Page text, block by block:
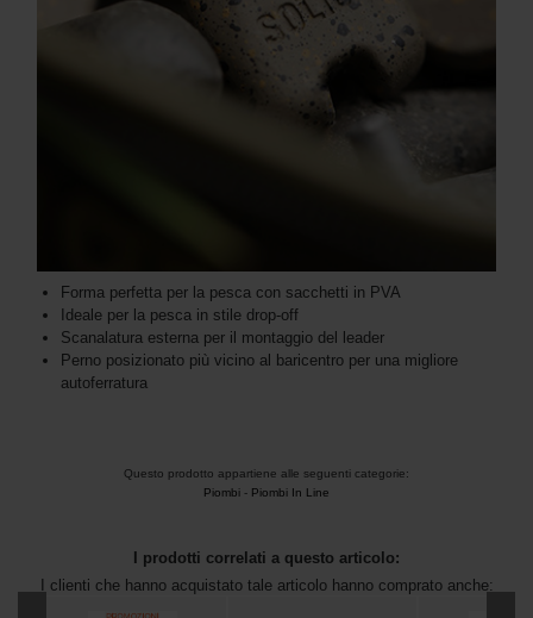
Forma perfetta per la pesca con sacchetti in PVA
Ideale per la pesca in stile drop-off
Scanalatura esterna per il montaggio del leader
Perno posizionato più vicino al baricentro per una migliore
autoferratura
Questo prodotto appartiene alle seguenti categorie:
Piombi - Piombi In Line
I prodotti correlati a questo articolo:
I clienti che hanno acquistato tale articolo hanno comprato anche: